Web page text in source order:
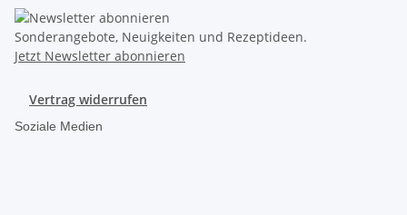
Sonderangebote, Neuigkeiten und Rezeptideen.
Jetzt Newsletter abonnieren
Vertrag widerrufen
Soziale Medien